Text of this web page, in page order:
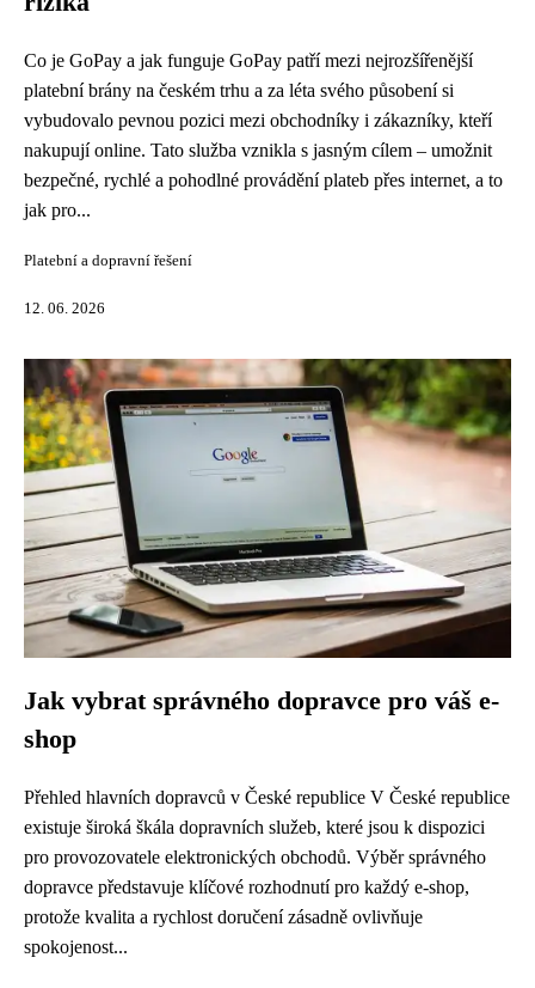
Co je GoPay a jak funguje GoPay patří mezi nejrozšířenější
platební brány na českém trhu a za léta svého působení si
vybudovalo pevnou pozici mezi obchodníky i zákazníky, kteří
nakupují online. Tato služba vznikla s jasným cílem – umožnit
bezpečné, rychlé a pohodlné provádění plateb přes internet, a to
jak pro...
Platební a dopravní řešení
12. 06. 2026
Jak vybrat správného dopravce pro váš e-
shop
Přehled hlavních dopravců v České republice V České republice
existuje široká škála dopravních služeb, které jsou k dispozici
pro provozovatele elektronických obchodů. Výběr správného
dopravce představuje klíčové rozhodnutí pro každý e-shop,
protože kvalita a rychlost doručení zásadně ovlivňuje
spokojenost...